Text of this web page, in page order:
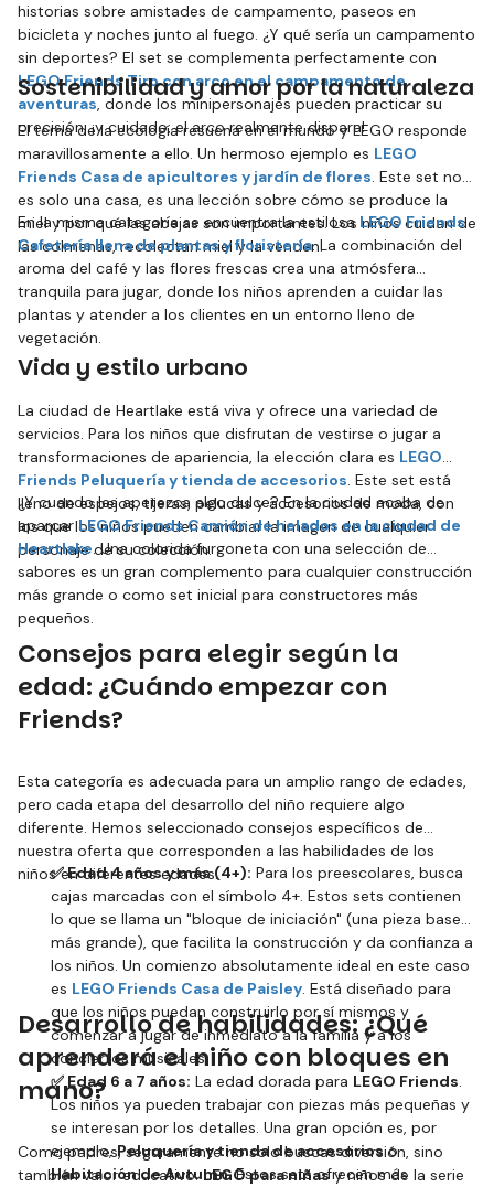
historias sobre amistades de campamento, paseos en
bicicleta y noches junto al fuego. ¿Y qué sería un campamento
sin deportes? El set se complementa perfectamente con
LEGO Friends Tiro con arco en el campamento de
aventuras, donde los minipersonajes pueden practicar su
precisión, ¡y cuidado, el arco realmente dispara!
Sostenibilidad y amor por la naturaleza
El tema de la ecología resuena en el mundo y LEGO responde
maravillosamente a ello. Un hermoso ejemplo es LEGO
Friends Casa de apicultores y jardín de flores. Este set no
es solo una casa, es una lección sobre cómo se produce la
miel y por qué las abejas son importantes. Los niños cuidan de
las colmenas, recolectan miel y la venden.
En la misma categoría se encuentra la estilosa LEGO Friends
Cafetería llena de plantas y floristería. La combinación del
aroma del café y las flores frescas crea una atmósfera
tranquila para jugar, donde los niños aprenden a cuidar las
plantas y atender a los clientes en un entorno lleno de
vegetación.
Vida y estilo urbano
La ciudad de Heartlake está viva y ofrece una variedad de
servicios. Para los niños que disfrutan de vestirse o jugar a
transformaciones de apariencia, la elección clara es LEGO
Friends Peluquería y tienda de accesorios. Este set está
lleno de espejos, tijeras, pelucas y accesorios de moda, con
los que los niños pueden cambiar la imagen de cualquier
personaje de su colección.
¿Y cuando les apetezca algo dulce? En la ciudad acaba de
aparcarLEGO Friends Camión de helados en la ciudad de
Heartlake. Una colorida furgoneta con una selección de
sabores es un gran complemento para cualquier construcción
más grande o como set inicial para constructores más
pequeños.
Consejos para elegir según la
edad: ¿Cuándo empezar con
Friends?
Esta categoría es adecuada para un amplio rango de edades,
pero cada etapa del desarrollo del niño requiere algo
diferente. Hemos seleccionado consejos específicos de
nuestra oferta que corresponden a las habilidades de los
niños en diferentes edades.
✅ Edad 4 años y más (4+): Para los preescolares, busca
cajas marcadas con el símbolo 4+. Estos sets contienen
lo que se llama un "bloque de iniciación" (una pieza base
más grande), que facilita la construcción y da confianza a
los niños. Un comienzo absolutamente ideal en este caso
es LEGO Friends Casa de Paisley. Está diseñado para
que los niños puedan construirlo por sí mismos y
comenzar a jugar de inmediato a la familia y a los
conciertos musicales.
✅ Edad 6 a 7 años: La edad dorada para LEGO Friends.
Los niños ya pueden trabajar con piezas más pequeñas y
se interesan por los detalles. Una gran opción es, por
ejemplo,Peluquería y tienda de accesorioso
Habitación de Autumn. Estos sets ofrecen más
Desarrollo de habilidades: ¿Qué
aprenderá el niño con bloques en
mano?
Como padres, seguramente no solo buscas diversión, sino
también valor educativo.LEGO para niñasy niños de la serie